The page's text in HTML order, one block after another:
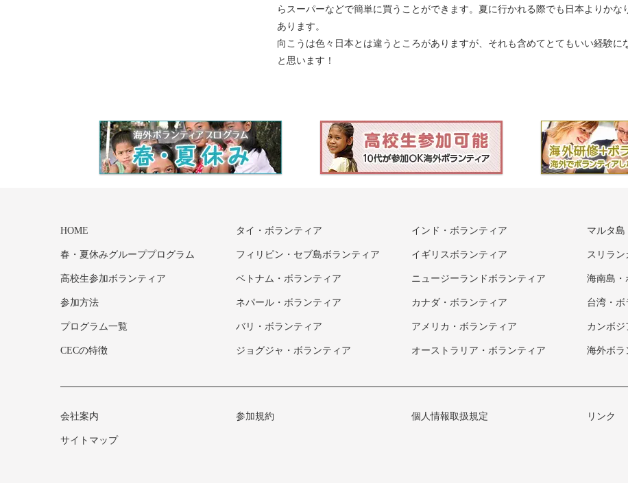
らスーパーなどで簡単に買うことができます。夏に行かれる際でも日本よりかな
あります。
向こうは色々日本とは違うところがありますが、それも含めてとてもいい経験に
と思います！
HOME
春・夏休みグループプログラム
高校生参加ボランティア
参加方法
プログラム一覧
CECの特徴
タイ・ボランティア
フィリピン・セブ島ボランティア
ベトナム・ボランティア
ネパール・ボランティア
バリ・ボランティア
ジョグジャ・ボランティア
インド・ボランティア
イギリスボランティア
ニュージーランドボランティア
カナダ・ボランティア
アメリカ・ボランティア
オーストラリア・ボランティア
マルタ島
スリラン
海南島・
台湾・ボ
カンボジ
海外ボラ
会社案内 参加規約 個人情報取扱規定 リンク
サイトマップ